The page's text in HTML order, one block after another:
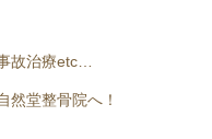
故治療etc…
然堂整骨院へ！